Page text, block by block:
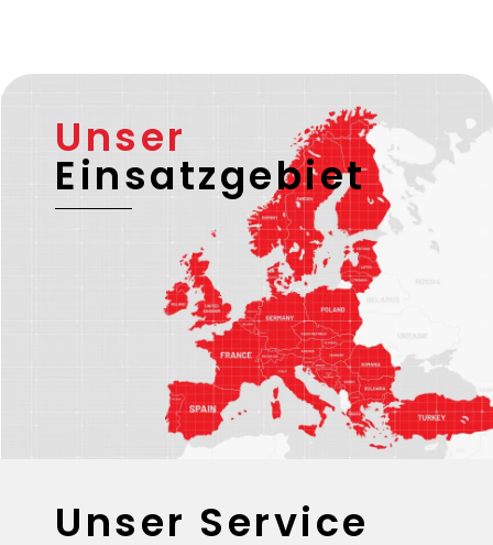
Unser
Einsatzgebiet
Unser Service